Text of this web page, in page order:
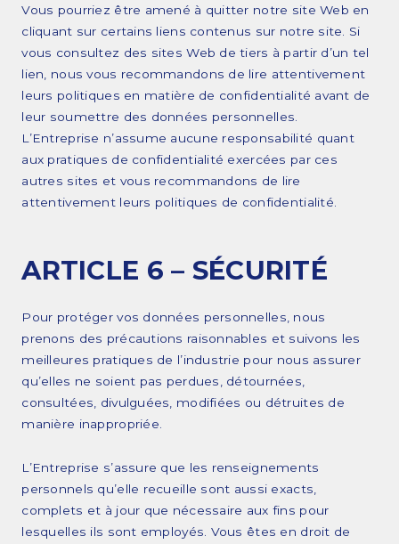
Vous pourriez être amené à quitter notre site Web en
cliquant sur certains liens contenus sur notre site. Si
vous consultez des sites Web de tiers à partir d’un tel
lien, nous vous recommandons de lire attentivement
leurs politiques en matière de confidentialité avant de
leur soumettre des données personnelles.
L’Entreprise n’assume aucune responsabilité quant
aux pratiques de confidentialité exercées par ces
autres sites et vous recommandons de lire
attentivement leurs politiques de confidentialité.
ARTICLE 6 – SÉCURITÉ
Pour protéger vos données personnelles, nous
prenons des précautions raisonnables et suivons les
meilleures pratiques de l’industrie pour nous assurer
qu’elles ne soient pas perdues, détournées,
consultées, divulguées, modifiées ou détruites de
manière inappropriée.
L’Entreprise s’assure que les renseignements
personnels qu’elle recueille sont aussi exacts,
complets et à jour que nécessaire aux fins pour
lesquelles ils sont employés. Vous êtes en droit de